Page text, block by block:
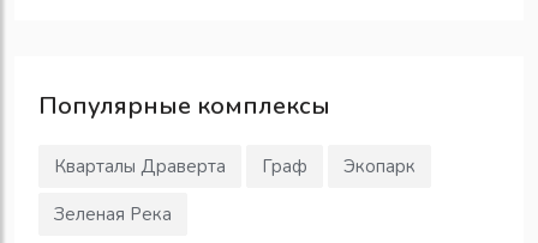
Популярные комплексы
Кварталы Драверта Граф
Экопарк
Зеленая Река